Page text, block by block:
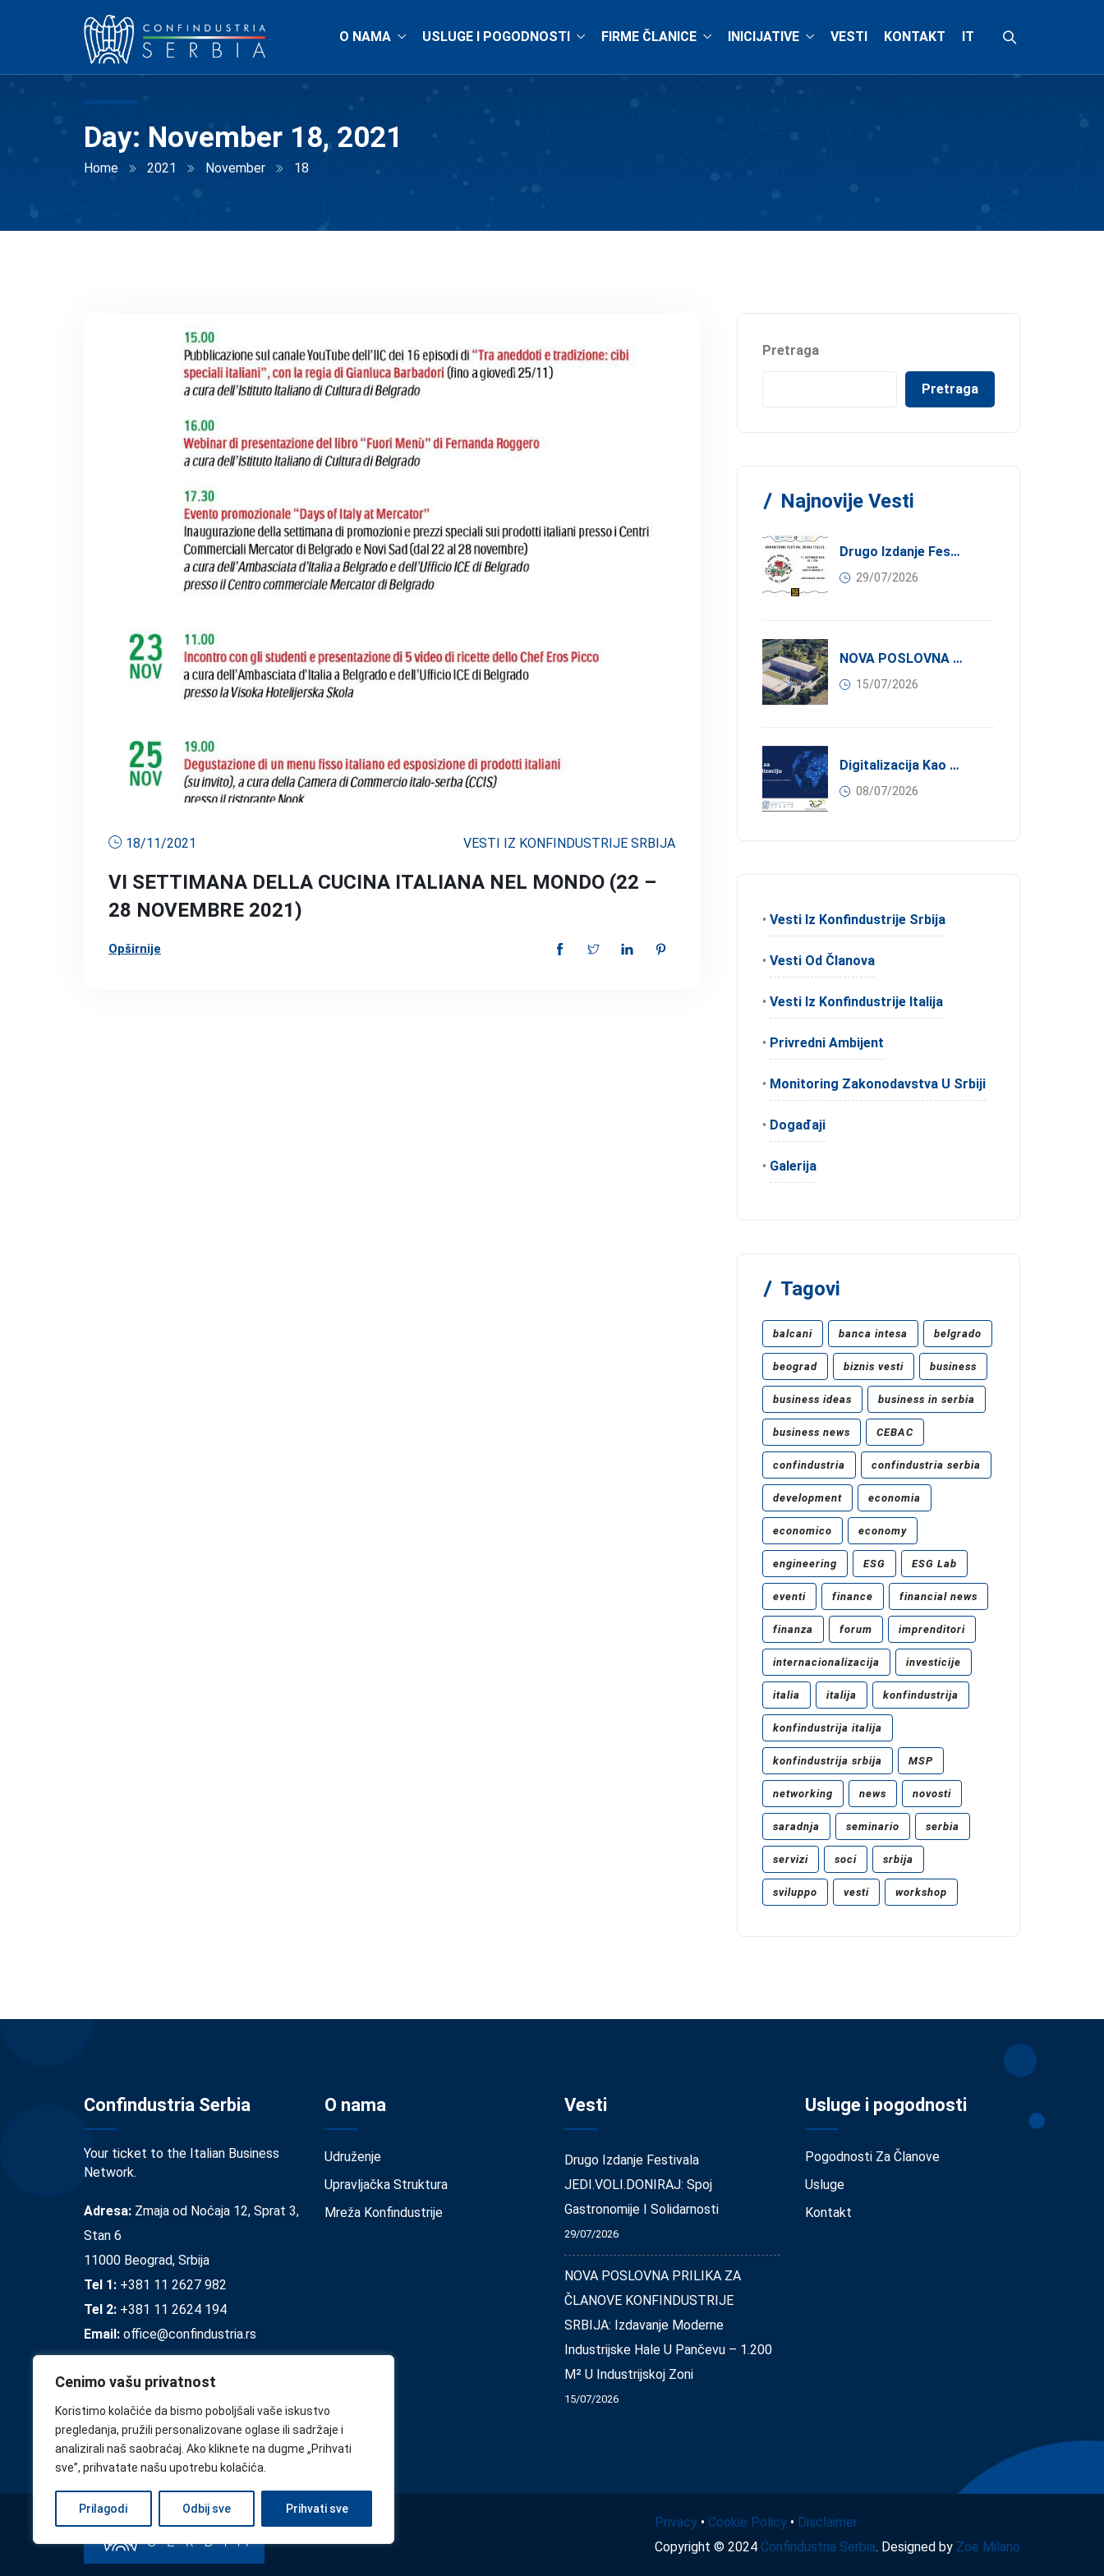
Cenimo vašu privatnost
Koristimo kolačiće da bismo poboljšali vaše iskustvo
pregledanja, pružili personalizovane oglase ili sadržaje i
analizirali naš saobraćaj. Ako kliknete na dugme „Prihvati
sve”, prihvatate našu upotrebu kolačića.
Prilagodi Odbij sve Prihvati sve
O NAMA USLUGE I POGODNOSTI FIRME ČLANICE INICIJATIVE VESTI KONTAKT IT
Day: November 18, 2021
Home 2021 November 18
18/11/2021 VESTI IZ KONFINDUSTRIJE SRBIJA
VI SETTIMANA DELLA CUCINA ITALIANA NEL MONDO (22 –
28 NOVEMBRE 2021)
Opširnije
Pretraga
Pretraga
Najnovije Vesti
Drugo Izdanje Festivala JEDI.VOLI.DONIRAJ: Spoj Gastronomije I Solidarnosti
29/07/2026
NOVA POSLOVNA PRILIKA ZA ČLANOVE KONFINDUSTRIJE SRBIJA: Izdavanje Moderne Industrijske Hale U Pančevu – 1.200 M² U Industrijskoj Zoni
15/07/2026
Digitalizacija Kao Pokretač Internacionalizacije
08/07/2026
• Vesti Iz Konfindustrije Srbija
• Vesti Od Članova
• Vesti Iz Konfindustrije Italija
• Privredni Ambijent
• Monitoring Zakonodavstva U Srbiji
• Događaji
• Galerija
Tagovi
balcani banca intesa belgrado
beograd biznis vesti business
business ideas business in serbia
business news CEBAC
confindustria confindustria serbia
development economia
economico economy
engineering ESG ESG Lab
eventi finance financial news
finanza forum imprenditori
internacionalizacija investicije
italia italija konfindustrija
konfindustrija italija
konfindustrija srbija MSP
networking news novosti
saradnja seminario serbia
servizi soci srbija
sviluppo vesti workshop
Confindustria Serbia
Your ticket to the Italian Business
Network.
Adresa: Zmaja od Noćaja 12, Sprat 3,
Stan 6
11000 Beograd, Srbija
Tel 1: +381 11 2627 982
Tel 2: +381 11 2624 194
Email: office@confindustria.rs
O nama
Udruženje
Upravljačka Struktura
Mreža Konfindustrije
Vesti
Drugo Izdanje Festivala
JEDI.VOLI.DONIRAJ: Spoj
Gastronomije I Solidarnosti
29/07/2026
NOVA POSLOVNA PRILIKA ZA
ČLANOVE KONFINDUSTRIJE
SRBIJA: Izdavanje Moderne
Industrijske Hale U Pančevu – 1.200
M² U Industrijskoj Zoni
15/07/2026
Usluge i pogodnosti
Pogodnosti Za Članove
Usluge
Kontakt
Privacy • Cookie Policy • Disclaimer
Copyright © 2024 Confindustria Serbia. Designed by Zoe Milano